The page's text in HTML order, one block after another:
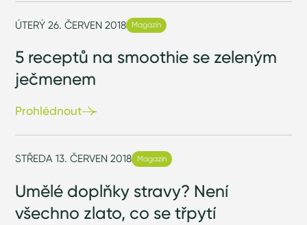
ÚTERÝ 26. ČERVEN 2018 Magazín
5 receptů na smoothie se zeleným
ječmenem
Prohlédnout
STŘEDA 13. ČERVEN 2018 Magazín
Umělé doplňky stravy? Není
všechno zlato, co se třpytí